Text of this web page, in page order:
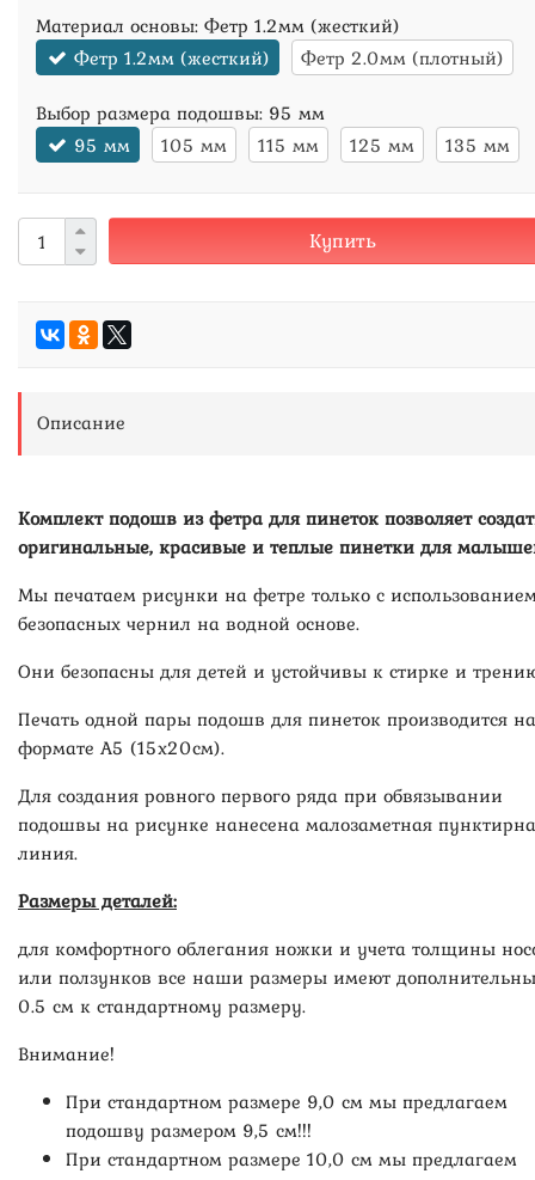
Материал основы: Фетр 1.2мм (жесткий)
Фетр 1.2мм (жесткий)
Фетр 2.0мм (плотный)
Выбор размера подошвы: 95 мм
95 мм
105 мм 115 мм 125 мм 135 мм
Купить
Описание
Комплект подошв из фетра для пинеток позволяет
оригинальные, красивые и теплые пинетки для
Мы печатаем рисунки на фетре только с
безопасных чернил на водной основе.
Они безопасны для детей и устойчивы к стирке и
Печать одной пары подошв для пинеток производится на
формате А5 (15х20см).
Для создания ровного первого ряда при обвязывании
подошвы на рисунке нанесена малозаметная
линия.
Размеры деталей:
для комфортного облегания ножки и учета толщины
или ползунков все наши размеры имеют
0.5 см к стандартному размеру.
Внимание!
При стандартном размере 9,0 см мы предлагаем
подошву размером 9,5 см!!!
При стандартном размере 10,0 см мы предлагаем